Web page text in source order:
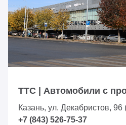
ТТС | Автомобили с
Казань, ул. Декабристов,
+7 (843) 526-75-37